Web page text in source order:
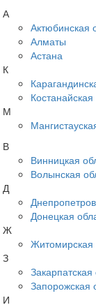
А
Актюбинская
Алматы
Астана
К
Костанайская
М
В
Винницкая
Волынская
Д
Донецкая
Ж
Житомирская
З
Закарпатская
Запорожская
И